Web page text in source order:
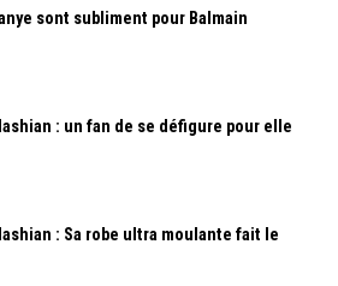
sont subliment pour Balmain
: un fan de se défigure pour elle
: Sa robe ultra moulante fait le